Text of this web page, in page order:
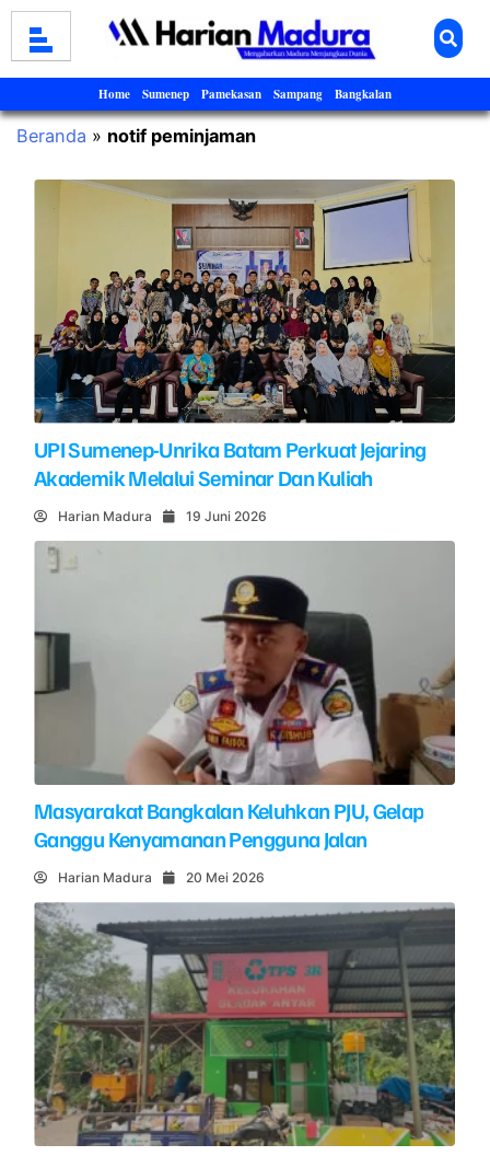
Home Sumenep Pamekasan Sampang Bangkalan
Beranda » notif peminjaman
UPI Sumenep-Unrika Batam Perkuat Jejaring
Akademik Melalui Seminar Dan Kuliah
Harian Madura 19 Juni 2026
Masyarakat Bangkalan Keluhkan PJU, Gelap
Ganggu Kenyamanan Pengguna Jalan
Harian Madura 20 Mei 2026